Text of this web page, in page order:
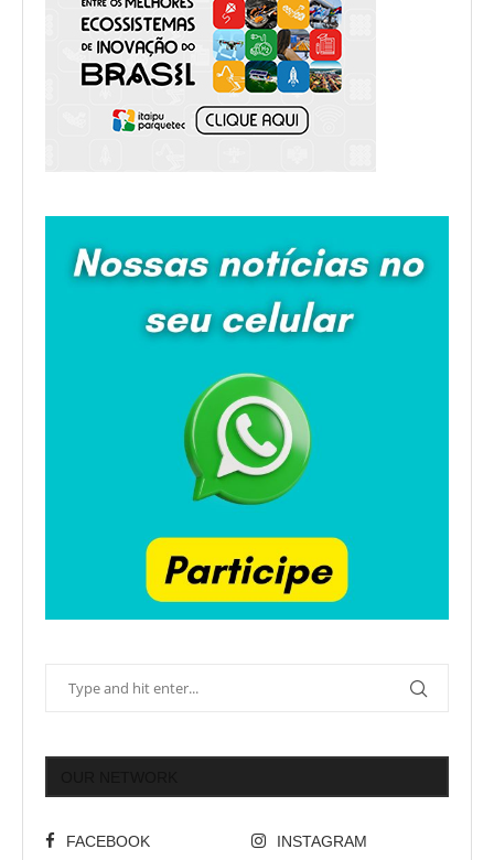
FACEBOOK INSTAGRAM